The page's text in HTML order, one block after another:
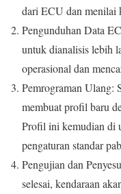
dari ECU dan menilai
Pengunduhan Data
untuk dianalisis lebih
operasional dan
Pemrograman Ulang:
membuat profil baru
Profil ini kemudian di
pengaturan standar
Pengujian dan
selesai, kendaraan